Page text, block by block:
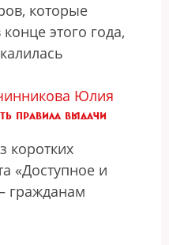
которые
этого года,
Юлия
правила выдачи
коротких
«Доступное и
гражданам